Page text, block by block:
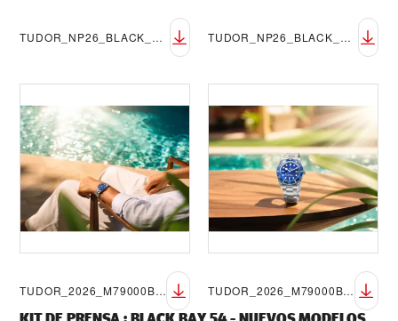
TUDOR_NP26_BLACK_BAY_54_BLUE_LIFESTYLE_9 TUDOR_NP26_BLACK_BAY_54_BLUE_LIFESTYLE_10
TUDOR_2026_M79000B-0001_Summer_001 TUDOR_2026_M79000B-0001_Summer_002